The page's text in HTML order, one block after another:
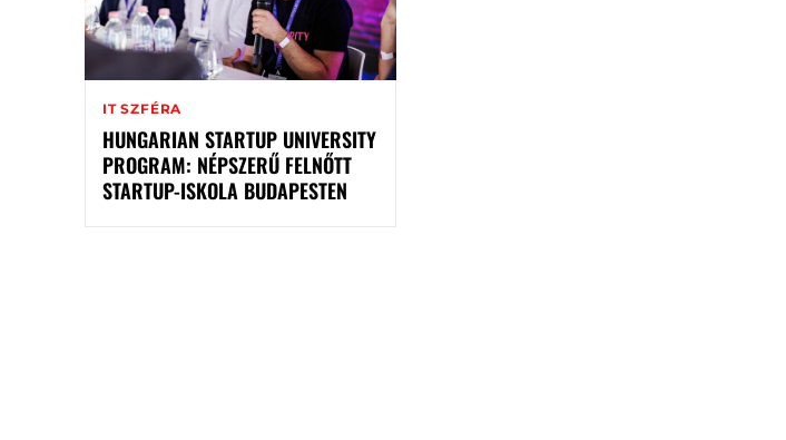
IT SZFÉRA
HUNGARIAN STARTUP UNIVERSITY
PROGRAM: NÉPSZERŰ FELNŐTT
STARTUP-ISKOLA BUDAPESTEN